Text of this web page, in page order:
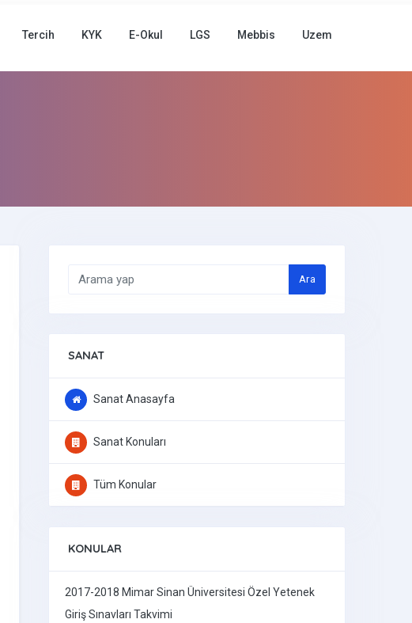
Tercih KYK E-Okul LGS Mebbis Uzem
Ara
SANAT
Sanat Anasayfa
Sanat Konuları
Tüm Konular
KONULAR
2017-2018 Mimar Sinan Üniversitesi Özel Yetenek
Giriş Sınavları Takvimi